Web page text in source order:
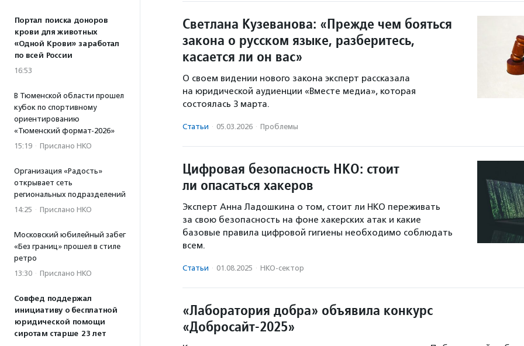
Портал поиска доноров
крови для животных
«Одной Крови» заработал
по всей России
16:53
В Тюменской области прошел
кубок по спортивному
ориентированию
«Тюменский формат-2026»
15:19 · Прислано НКО
Организация «Радость»
открывает сеть
региональных подразделений
14:25 · Прислано НКО
Московский юбилейный забег
«Без границ» прошел в стиле
ретро
13:30 · Прислано НКО
Совфед поддержал
инициативу о бесплатной
юридической помощи
сиротам старше 23 лет
Светлана Кузеванова: «Прежде чем бояться
закона о русском языке, разберитесь,
касается ли он вас»
О своем видении нового закона эксперт рассказала
на юридической аудиенции «Вместе медиа», которая
состоялась 3 марта.
Статьи · 05.03.2026 · Проблемы
Цифровая безопасность НКО: стоит
ли опасаться хакеров
Эксперт Анна Ладошкина о том, стоит ли НКО переживать
за свою безопасность на фоне хакерских атак и какие
базовые правила цифровой гигиены необходимо соблюдать
всем.
Статьи · 01.08.2025 · НКО-сектор
«Лаборатория добра» объявила конкурс
«Добросайт-2025»